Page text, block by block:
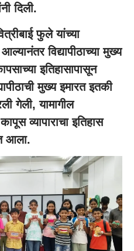
दिली.
फुले यांच्या
विद्यापीठाच्या मुख्य
इतिहासापासून
मुख्य इमारत इतकी
गेली, यामागील
व्यापाराचा इतिहास
आला.